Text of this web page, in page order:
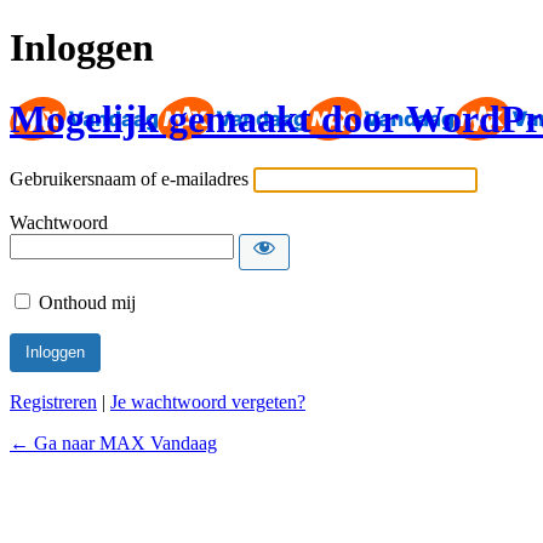
Inloggen
Mogelijk gemaakt door
Gebruikersnaam of e-mailadres
Wachtwoord
Onthoud mij
Registreren | Je wachtwoord vergeten?
← Ga naar MAX Vandaag